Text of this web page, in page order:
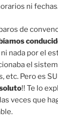
ni
de
nada por el
el
etc. Pero es
!! Te lo
veces que